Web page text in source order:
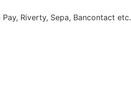
Riverty, Sepa, Bancontact etc.